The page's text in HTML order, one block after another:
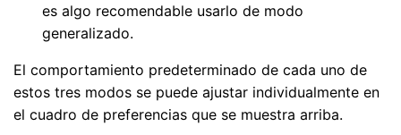
es algo recomendable usarlo de modo
generalizado.
El comportamiento predeterminado de cada uno de
estos tres modos se puede ajustar individualmente en
el cuadro de preferencias que se muestra arriba.